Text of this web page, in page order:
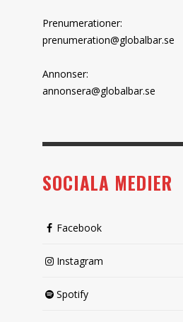
Prenumerationer:
prenumeration@globalbar.se
Annonser:
annonsera@globalbar.se
SOCIALA MEDIER
Facebook
Instagram
Spotify